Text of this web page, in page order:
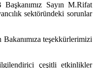
Sayın M.Rifat
sektöründeki sorunlar
teşekkürlerimizi
çeşitli etkinlikler